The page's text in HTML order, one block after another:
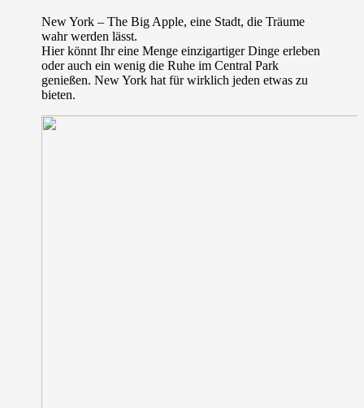
New York – The Big Apple, eine Stadt, die Träume
wahr werden lässt.
Hier könnt Ihr eine Menge einzigartiger Dinge erleben
oder auch ein wenig die Ruhe im Central Park
genießen. New York hat für wirklich jeden etwas zu
bieten.